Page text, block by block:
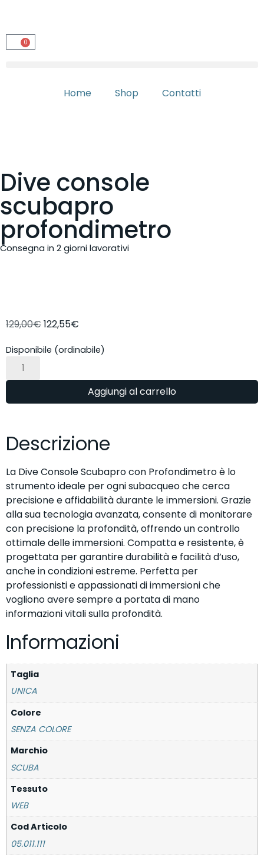
0
Home Shop Contatti
Dive console
scubapro
profondimetro
Consegna in 2 giorni lavorativi
129,00€122,55€
Disponibile (ordinabile)
Aggiungi al carrello
Descrizione
La Dive Console Scubapro con Profondimetro è lo
strumento ideale per ogni subacqueo che cerca
precisione e affidabilità durante le immersioni. Grazie
alla sua tecnologia avanzata, consente di monitorare
con precisione la profondità, offrendo un controllo
ottimale delle immersioni. Compatta e resistente, è
progettata per garantire durabilità e facilità d’uso,
anche in condizioni estreme. Perfetta per
professionisti e appassionati di immersioni che
vogliono avere sempre a portata di mano
informazioni vitali sulla profondità.
Informazioni
Taglia
UNICA
Colore
SENZA COLORE
Marchio
SCUBA
Tessuto
WEB
Cod Articolo
05.011.111